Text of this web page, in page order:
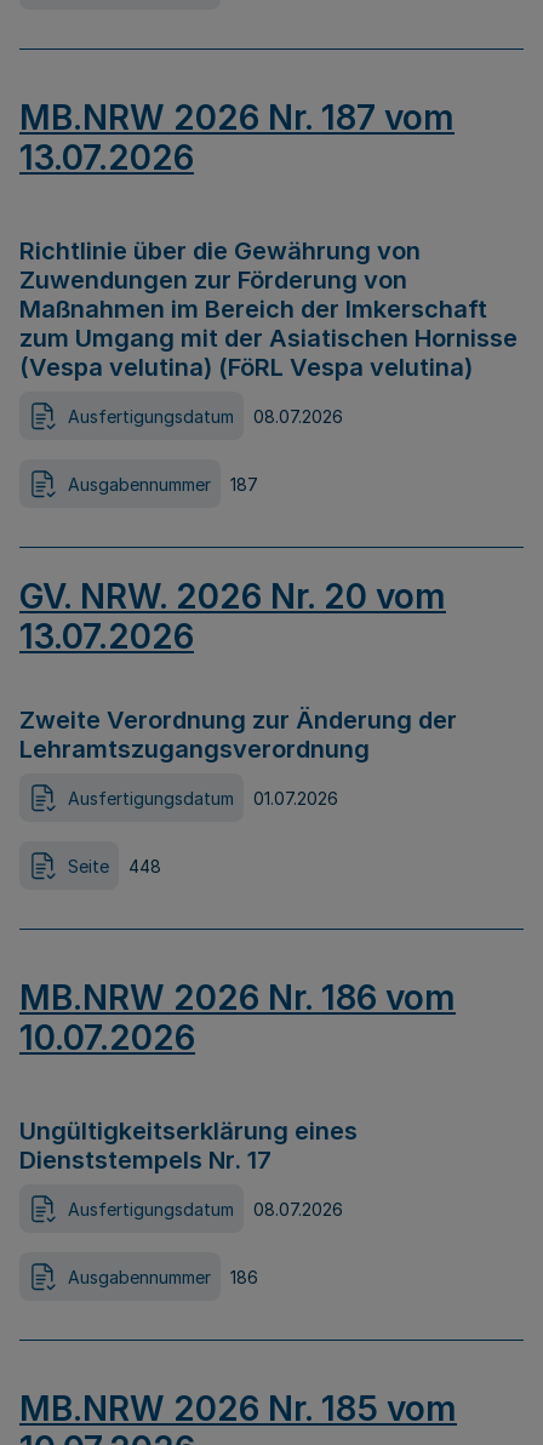
MB.NRW 2026 Nr. 187 vom
13.07.2026
Richtlinie über die Gewährung von
Zuwendungen zur Förderung von
Maßnahmen im Bereich der Imkerschaft
zum Umgang mit der Asiatischen Hornisse
(Vespa velutina) (FöRL Vespa velutina)
Ausfertigungsdatum 08.07.2026
Ausgabennummer 187
GV. NRW. 2026 Nr. 20 vom
13.07.2026
Zweite Verordnung zur Änderung der
Lehramtszugangsverordnung
Ausfertigungsdatum 01.07.2026
Seite 448
MB.NRW 2026 Nr. 186 vom
10.07.2026
Ungültigkeitserklärung eines
Dienststempels Nr. 17
Ausfertigungsdatum 08.07.2026
Ausgabennummer 186
MB.NRW 2026 Nr. 185 vom